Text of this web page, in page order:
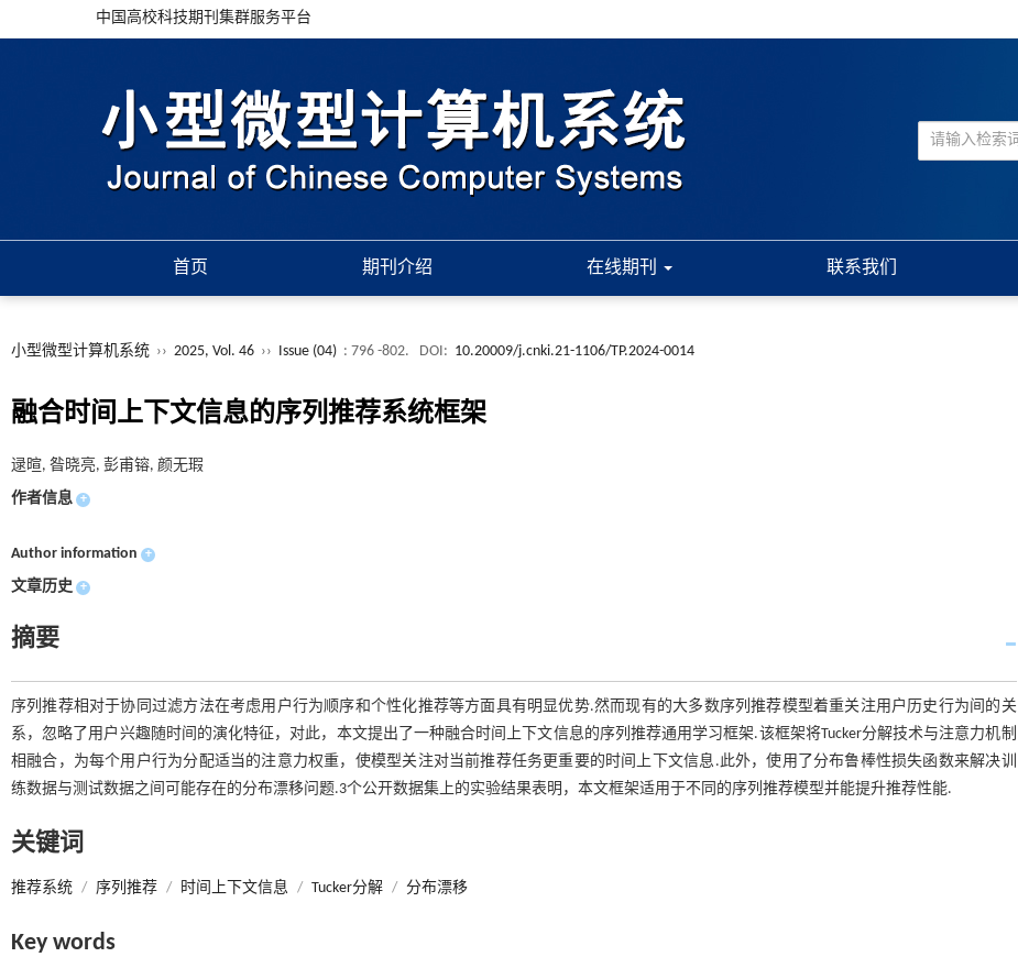
中国高校科技期刊集群服务平台
首页 期刊介绍 在线期刊 联系我们
小型微型计算机系统 ›› 2025, Vol. 46 ›› Issue (04) : 796 -802. DOI: 10.20009/j.cnki.21-1106/TP.2024-0014
融合时间上下文信息的序列推荐系统框架
逯暄, 昝晓亮, 彭甫镕, 颜无瑕
作者信息 +
Author information +
文章历史 +
摘要
序列推荐相对于协同过滤方法在考虑用户行为顺序和个性化推荐等方面具有明显优势.然而现有的大多数序列推荐模型着重关注用户历史行为间的关
系，忽略了用户兴趣随时间的演化特征，对此，本文提出了一种融合时间上下文信息的序列推荐通用学习框架.该框架将Tucker分解技术与注意力机制
相融合，为每个用户行为分配适当的注意力权重，使模型关注对当前推荐任务更重要的时间上下文信息.此外，使用了分布鲁棒性损失函数来解决训
练数据与测试数据之间可能存在的分布漂移问题.3个公开数据集上的实验结果表明，本文框架适用于不同的序列推荐模型并能提升推荐性能.
关键词
推荐系统 / 序列推荐 / 时间上下文信息 / Tucker分解 / 分布漂移
Key words